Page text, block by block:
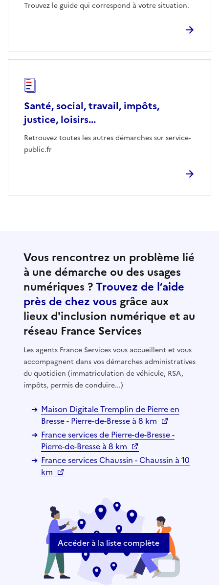
Trouvez le guide qui correspond à votre situation.
Santé, social, travail, impôts,
justice, loisirs...
Retrouvez toutes les autres démarches sur service-
public.fr
Vous rencontrez un problème lié
à une démarche ou des usages
numériques ?Trouvez de l’aide
près de chez vous grâce aux
lieux d'inclusion numérique et au
réseau France Services
Les agents France Services vous accueillent et vous
accompagnent dans vos démarches administratives
du quotidien (immatriculation de véhicule, RSA,
impôts, permis de conduire...)
Maison Digitale Tremplin de Pierre en
Bresse - Pierre-de-Bresse à 8 km
France services de Pierre-de-Bresse -
Pierre-de-Bresse à 8 km
France services Chaussin - Chaussin à 10
km
Accéder à la liste complète